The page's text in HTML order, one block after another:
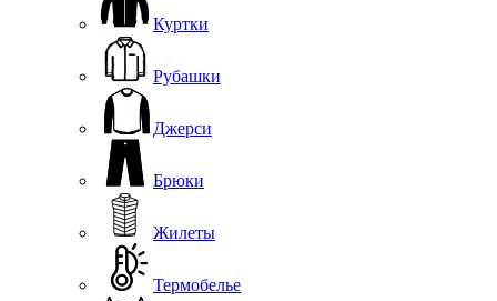
Куртки
Рубашки
Джерси
Брюки
Жилеты
Термобелье